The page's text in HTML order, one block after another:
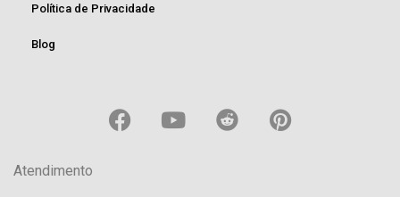
Política de Privacidade
Blog
Atendimento